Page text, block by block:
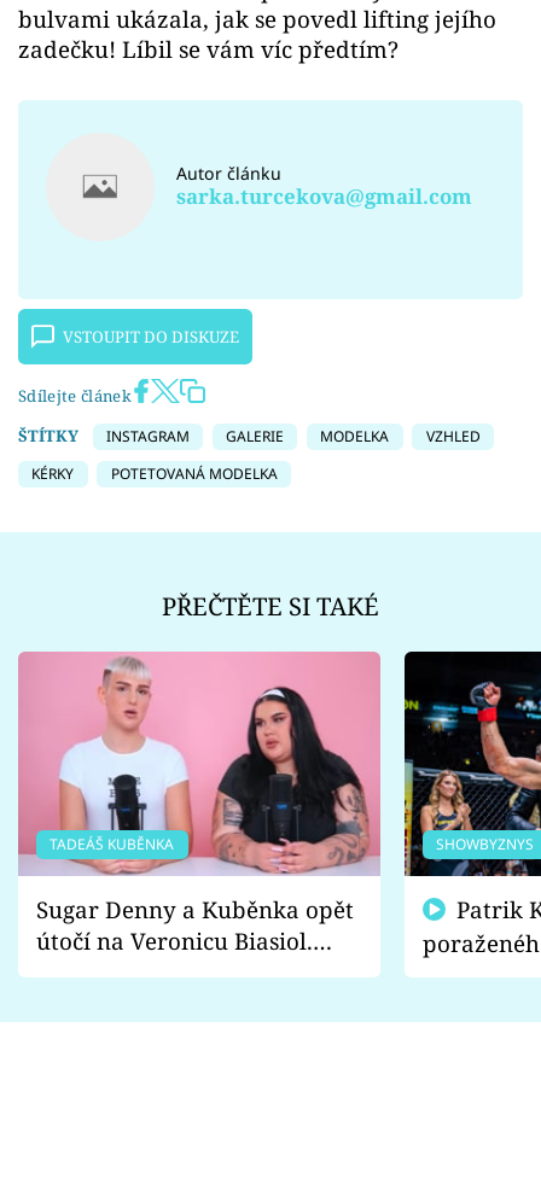
bulvami ukázala, jak se povedl lifting jejího
zadečku! Líbil se vám víc předtím?
Autor článku
sarka.turcekova@gmail.com
VSTOUPIT DO DISKUZE
Sdílejte článek
ŠTÍTKY
INSTAGRAM GALERIE MODELKA
VZHLED
KÉRKY
POTETOVANÁ MODELKA
PŘEČTĚTE SI TAKÉ
TADEÁŠ KUBĚNKA
Sugar Denny a Kuběnka opět
útočí na Veronicu Biasiol.
Proč je podle nich falešná a
SHOWBYZNYS
fanoušci